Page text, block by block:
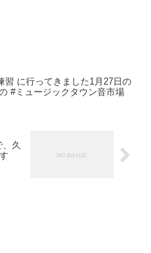
習 に行ってきました1月27日の
#ミュージックタウン音市場
久